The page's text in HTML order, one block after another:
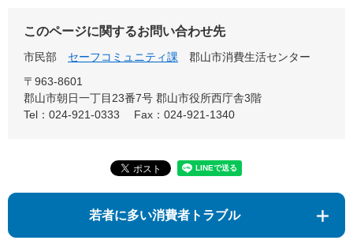
このページに関するお問い合わせ先
市民部 セーフコミュニティ課
郡山市消費生活センター
〒963-8601
郡山市朝日一丁目23番7号 郡山市役所西庁舎3階
Tel：024-921-0333
Fax：024-921-1340
若者に多い消費者トラブル